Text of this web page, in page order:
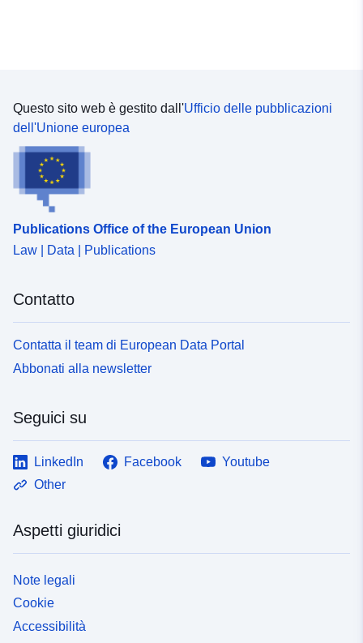
Questo sito web è gestito dall'Ufficio delle pubblicazioni
dell'Unione europea
Publications Office of the European Union
Law | Data | Publications
Contatto
Contatta il team di European Data Portal
Abbonati alla newsletter
Seguici su
LinkedIn Facebook
Youtube
Other
Aspetti giuridici
Note legali
Cookie
Accessibilità